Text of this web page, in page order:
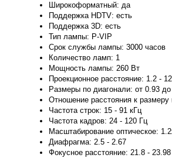
Широкоформатный: да
Поддержка HDTV: есть
Поддержка 3D: есть
Тип лампы: P-VIP
Срок службы лампы: 3000 часов
Количество ламп: 1
Мощность лампы: 260 Вт
Проекционное расстояние: 1.2 -
Размеры по диагонали: от 0.93
Отношение расстояния к
Частота строк: 15 - 91 кГц
Частота кадров: 24 - 120 Гц
Масштабирование оптическое:
Диафрагма: 2.5 - 2.67
Фокусное расстояние: 21.8 -